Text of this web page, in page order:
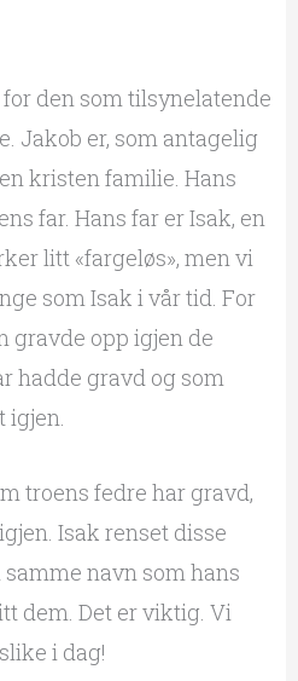
den som tilsynelatende
Jakob er, som antagelig
kristen familie. Hans
far. Hans far er Isak, en
litt «fargeløs», men vi
som Isak i vår tid. For
gravde opp igjen de
hadde gravd og som
igjen.
troens fedre har gravd,
Isak renset disse
navn som hans
dem. Det er viktig. Vi
i dag!